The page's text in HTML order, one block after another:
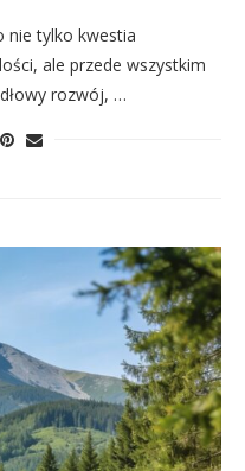
nie tylko kwestia
ale przede wszystkim
rozwój, …